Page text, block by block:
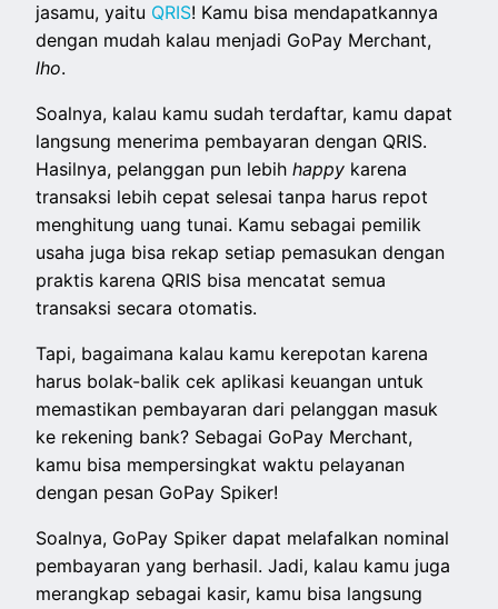
jasamu, yaitu QRIS! Kamu bisa mendapatkannya
dengan mudah kalau menjadi GoPay Merchant,
lho.
Soalnya, kalau kamu sudah terdaftar, kamu dapat
langsung menerima pembayaran dengan QRIS.
Hasilnya, pelanggan pun lebihhappy karena
transaksi lebih cepat selesai tanpa harus repot
menghitung uang tunai. Kamu sebagai pemilik
usaha juga bisa rekap setiap pemasukan dengan
praktis karena QRIS bisa mencatat semua
transaksi secara otomatis.
Tapi, bagaimana kalau kamu kerepotan karena
harus bolak-balik cek aplikasi keuangan untuk
memastikan pembayaran dari pelanggan masuk
ke rekening bank? Sebagai GoPay Merchant,
kamu bisa mempersingkat waktu pelayanan
dengan pesan GoPay Spiker!
Soalnya, GoPay Spiker dapat melafalkan nominal
pembayaran yang berhasil. Jadi, kalau kamu juga
merangkap sebagai kasir, kamu bisa langsung